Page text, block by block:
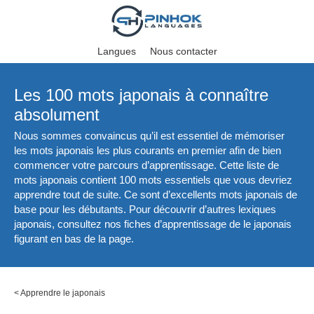
Langues Nous contacter
Les 100 mots japonais à connaître
absolument
Nous sommes convaincus qu’il est essentiel de mémoriser
les mots japonais les plus courants en premier afin de bien
commencer votre parcours d’apprentissage. Cette liste de
mots japonais contient 100 mots essentiels que vous devriez
apprendre tout de suite. Ce sont d’excellents mots japonais de
base pour les débutants. Pour découvrir d’autres lexiques
japonais, consultez nos fiches d’apprentissage de le japonais
figurant en bas de la page.
<Apprendre le japonais